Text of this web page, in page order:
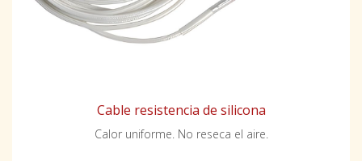
Cable resistencia de silicona
Calor uniforme. No reseca el aire.